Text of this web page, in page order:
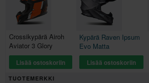
Crossikypärä Airoh
Aviator 3 Glory
Kypärä Raven Ipsum
Evo Matta
Lisää ostoskoriin Lisää ostoskoriin
TUOTEMERKKI